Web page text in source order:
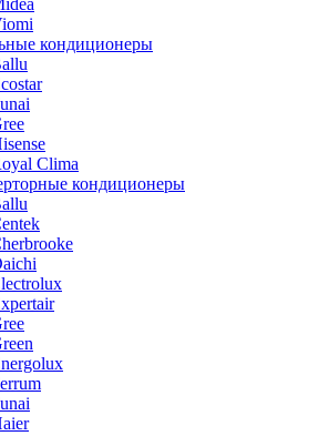
кондиционеры
Clima
кондиционеры